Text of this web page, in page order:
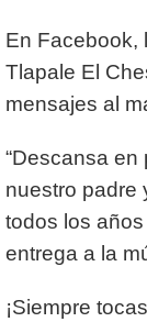
En Facebook,
Tlapale El
mensajes al
“Descansa en
nuestro padre
todos los
entrega a la
¡Siempre